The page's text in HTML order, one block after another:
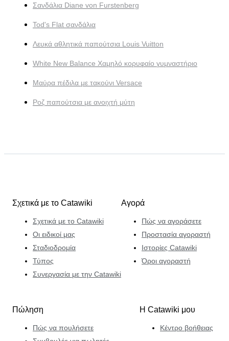
Σανδάλια Diane von Furstenberg
Tod's Flat σανδάλια
Λευκά αθλητικά παπούτσια Louis Vuitton
White New Balance Χαμηλό κορυφαίο γυμναστήριο
Μαύρα πέδιλα με τακούνι Versace
Ροζ παπούτσια με ανοιχτή μύτη
Σχετικά με το Catawiki
Σχετικά με το Catawiki
Οι ειδικοί μας
Σταδιοδρομία
Τύπος
Συνεργασία με την Catawiki
Αγορά
Πώς να αγοράσετε
Προστασία αγοραστή
Ιστορίες Catawiki
Όροι αγοραστή
Πώληση
Πώς να πουλήσετε
Η Catawiki μου
Κέντρο βοήθειας